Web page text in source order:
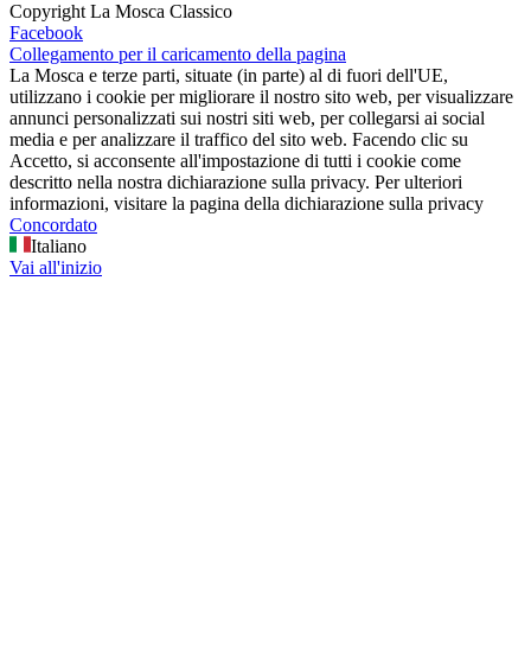
Copyright La Mosca Classico
Facebook
Collegamento per il caricamento della pagina
La Mosca e terze parti, situate (in parte) al di fuori dell'UE,
utilizzano i cookie per migliorare il nostro sito web, per visualizzare
annunci personalizzati sui nostri siti web, per collegarsi ai social
media e per analizzare il traffico del sito web. Facendo clic su
Accetto, si acconsente all'impostazione di tutti i cookie come
descritto nella nostra dichiarazione sulla privacy. Per ulteriori
informazioni, visitare la pagina della dichiarazione sulla privacy
Concordato
Italiano
Vai all'inizio